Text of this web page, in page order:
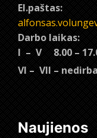
El.paštas:
Darbo laikas:
I – V 8.00 –
VI – VII –
Naujienos